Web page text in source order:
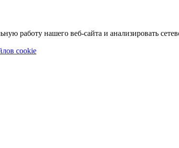
работу нашего веб-сайта и анализировать
cookie